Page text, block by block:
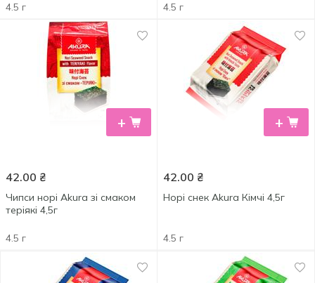
4.5 г 4.5 г
+
42.00 ₴
Чипси норі Akura зі смаком
теріякі 4,5г
4.5 г
+
42.00 ₴
Норі снек Akura Кімчі 4,5г
4.5 г